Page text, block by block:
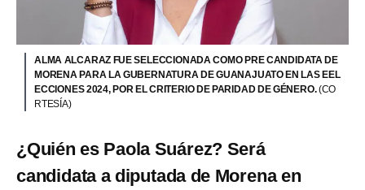
ALMA ALCARAZ FUE SELECCIONADA COMO PRE CANDIDATA DE
MORENA PARA LA GUBERNATURA DE GUANAJUATO EN LAS EEL
ECCIONES 2024, POR EL CRITERIO DE PARIDAD DE GÉNERO.(CO
RTESÍA)
¿Quién es Paola Suárez? Será
candidata a diputada de Morena en